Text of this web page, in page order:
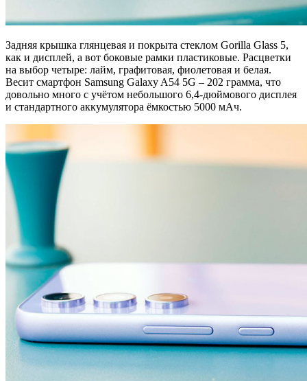
Задняя крышка глянцевая и покрыта стеклом Gorilla Glass 5,
как и дисплей, а вот боковые рамки пластиковые. Расцветки
на выбор четыре: лайм, графитовая, фиолетовая и белая.
Весит смартфон Samsung Galaxy A54 5G – 202 грамма, что
довольно много с учётом небольшого 6,4-дюймового дисплея
и стандартного аккумулятора ёмкостью 5000 мАч.